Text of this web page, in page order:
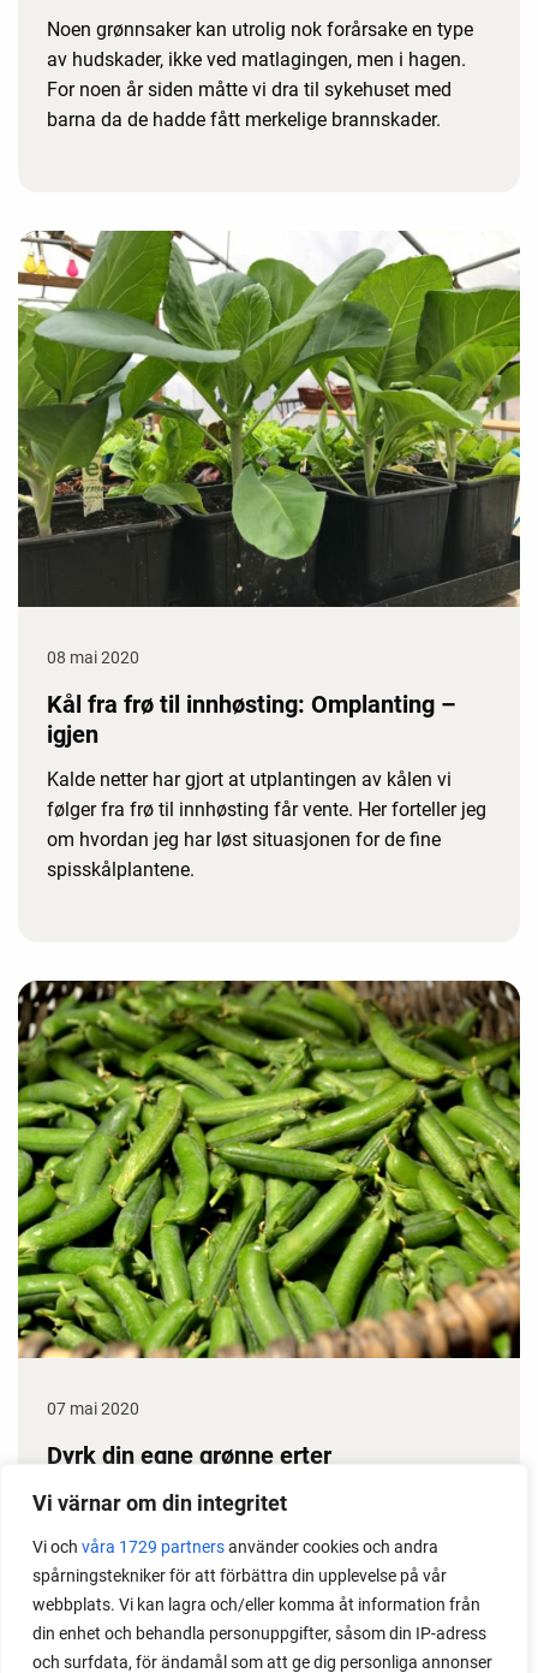
Vi värnar om din integritet
Vi och våra 1729 partnersanvänder cookies och andra
spårningstekniker för att förbättra din upplevelse på vår
webbplats. Vi kan lagra och/eller komma åt information från
din enhet och behandla personuppgifter, såsom din IP-adress
och surfdata, för ändamål som att ge dig personliga annonser
Noen grønnsaker kan utrolig nok forårsake en type
av hudskader, ikke ved matlagingen, men i hagen.
For noen år siden måtte vi dra til sykehuset med
barna da de hadde fått merkelige brannskader.
08 mai 2020
Kål fra frø til innhøsting: Omplanting –
igjen
Kalde netter har gjort at utplantingen av kålen vi
følger fra frø til innhøsting får vente. Her forteller jeg
om hvordan jeg har løst situasjonen for de fine
spisskålplantene.
07 mai 2020
Dyrk din egne grønne erter
Erter gir stor avling, dessuten klarer de seg i
en gullgruve i kjøkkenhagen. Her får du noen gode
ertedyrketips.